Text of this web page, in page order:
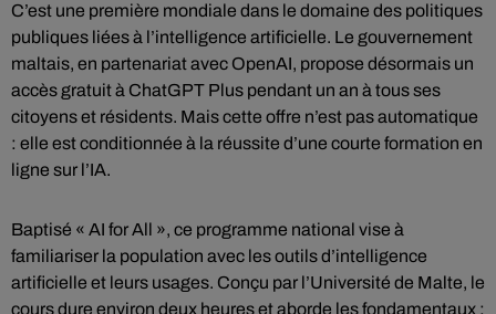
C’est une première mondiale dans le domaine des politiques
publiques liées à l’intelligence artificielle. Le gouvernement
maltais, en partenariat avec OpenAI, propose désormais un
accès gratuit à ChatGPT Plus pendant un an à tous ses
citoyens et résidents. Mais cette offre n’est pas automatique
: elle est conditionnée à la réussite d’une courte formation en
ligne sur l’IA.
Baptisé « AI for All », ce programme national vise à
familiariser la population avec les outils d’intelligence
artificielle et leurs usages. Conçu par l’Université de Malte, le
cours dure environ deux heures et aborde les fondamentaux :